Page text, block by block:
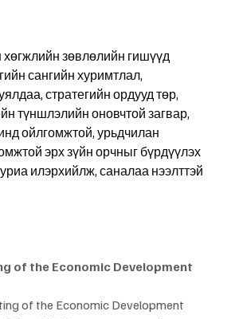
хөгжлийн зөвлөлийн гишүүд
сангийн хуримтлал,
стратегийн ордууд төр,
түншлэлийн оновчтой загвар,
ойлгомжтой, урьдчилан
эрх зүйн орчныг бүрдүүлэх
илэрхийлж, саналаа нээлттэй
of the Economic Development
of the Economic Development